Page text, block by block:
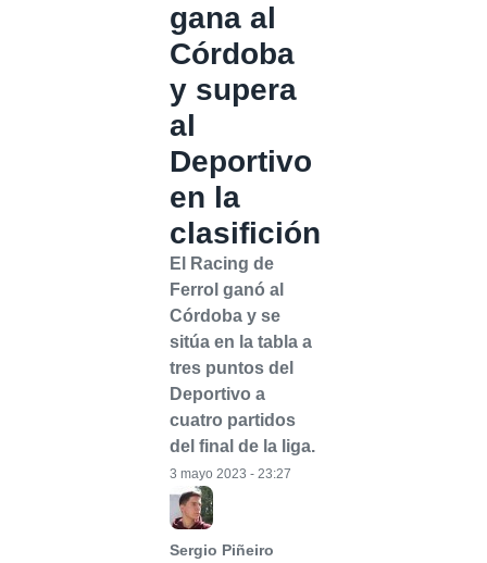
gana al
Córdoba
y supera
al
Deportivo
en la
clasifición
El Racing de
Ferrol ganó al
Córdoba y se
sitúa en la tabla a
tres puntos del
Deportivo a
cuatro partidos
del final de la liga.
Sergio Piñeiro
3 mayo 2023 - 23:27